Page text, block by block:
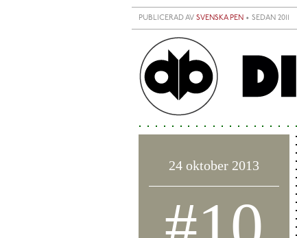
PUBLICERAD AV SVENSKA PEN • SEDAN 2011
24 oktober 2013